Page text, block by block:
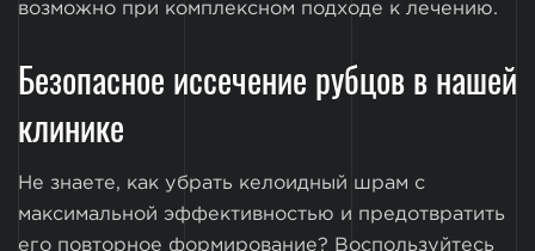
возможно при комплексном подходе к лечению.
Безопасное иссечение рубцов в нашей
клинике
Не знаете, как убрать келоидный шрам с
максимальной эффективностью и предотвратить
его повторное формирование? Воспользуйтесь